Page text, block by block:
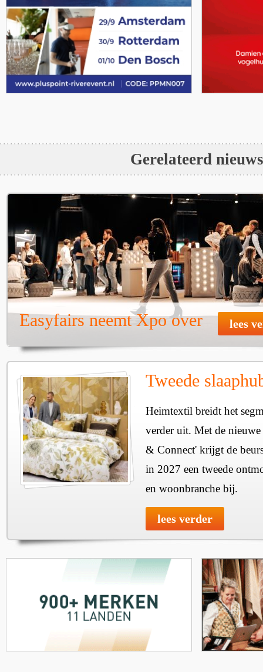
Gerelateerd nieuws
Easyfairs neemt Xpo over lees
Tweede
Heimtextil breidt het
verder uit. Met de
& Connect' krijgt de
in 2027 een tweede
en woonbranche bij.
lees verder